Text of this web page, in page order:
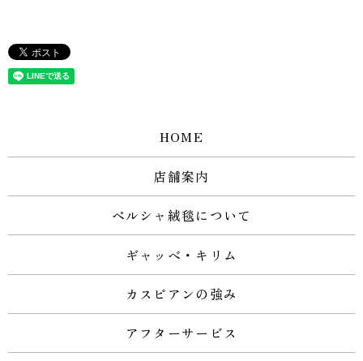
HOME
店舗案内
ペルシャ絨毯について
ギャッベ・キリム
カスピアンの強み
アフターサービス